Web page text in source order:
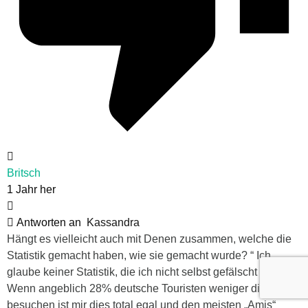
Britsch
1 Jahr her
Antworten an
Kassandra
Hängt es vielleicht auch mit Denen zusammen, welche die
Statistik gemacht haben, wie sie gemacht wurde? “ Ich
glaube keiner Statistik, die ich nicht selbst gefälscht habe“.
Wenn angeblich 28% deutsche Touristen weniger die USA
besuchen ist mir dies total egal und den meisten „Amis“